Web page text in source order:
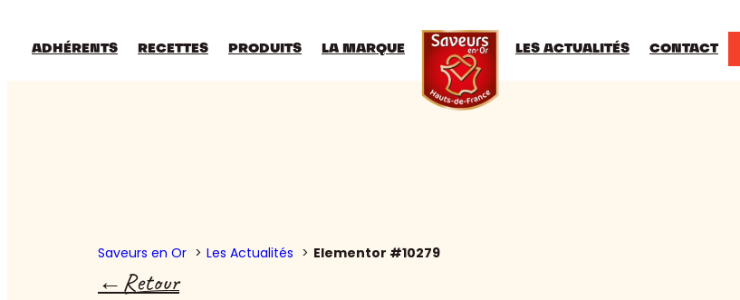
ADHÉRENTS RECETTES PRODUITS LA MARQUE LES ACTUALITÉS CONTACT
Saveurs en Or Les Actualités Elementor #10279
Retour